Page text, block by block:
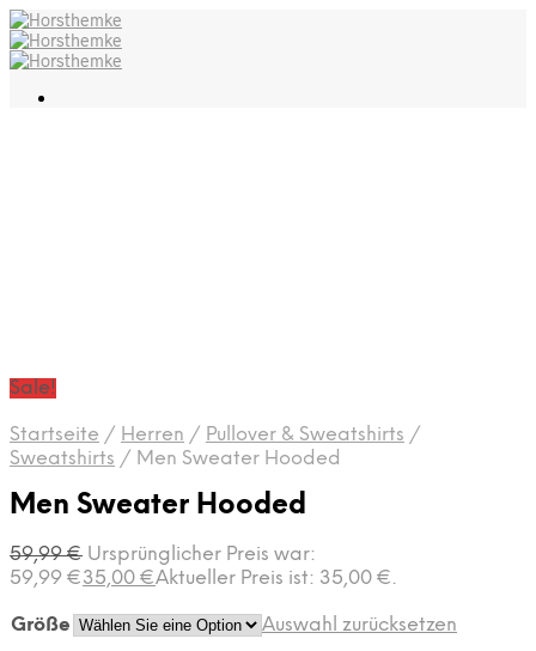
Sale!
Startseite / Herren / Pullover & Sweatshirts /
Sweatshirts / Men Sweater Hooded
Men Sweater Hooded
59,99€ Ursprünglicher Preis war:
59,99 €35,00 €Aktueller Preis ist: 35,00 €.
Größe Auswahl zurücksetzen